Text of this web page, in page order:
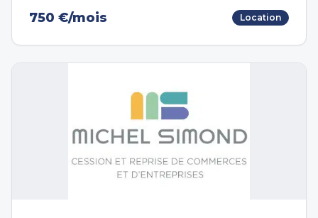
750 €/mois Location